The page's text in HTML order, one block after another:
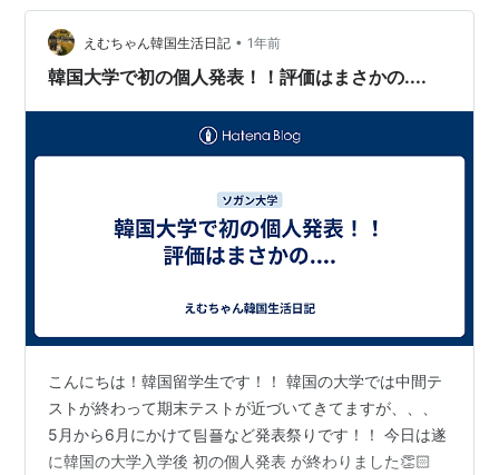
なのでサインをもらえましたが、友達は追い出されてし
まいました汗 2つ目！ 授業が始まる前に1人の学生が受講
許可を貰いに行って断ら…
えむちゃん韓国生活日記 • 1年前
韓国大学で初の個人発表！！評価はまさかの....
こんにちは！韓国留学生です！！ 韓国の大学では中間テ
ストが終わって期末テストが近づいてきてますが、、、
5月から6月にかけて팀플など発表祭りです！！ 今日は遂
に韓国の大学入学後 初の個人発表 が終わりました👏🏻